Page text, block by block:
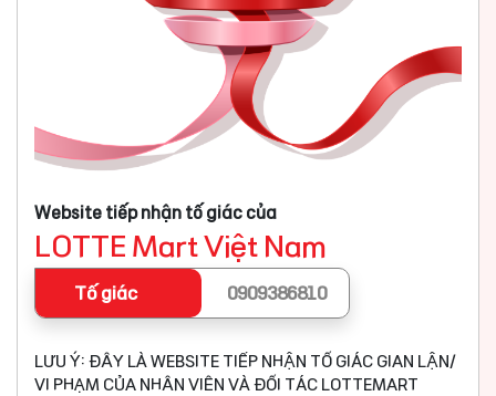
Website tiếp nhận tố giác của
LOTTE Mart Việt Nam
Tố giác 0909386810
LƯU Ý: ĐÂY LÀ WEBSITE TIẾP NHẬN TỐ GIÁC GIAN LẬN/
VI PHẠM CỦA NHÂN VIÊN VÀ ĐỐI TÁC LOTTEMART